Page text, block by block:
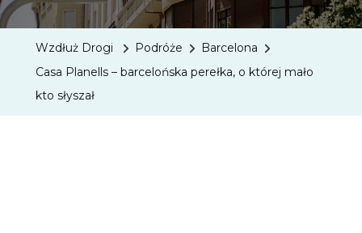
Wzdłuż Drogi Podróże
Barcelona
Casa Planells – barcelońska perełka, o której mało
kto słyszał